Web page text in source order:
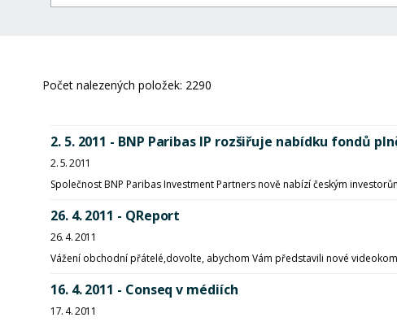
Počet nalezených položek: 2290
2. 5. 2011 - BNP Paribas IP rozšiřuje nabídku fondů
2. 5. 2011
Společnost BNP Paribas Investment Partners nově nabízí českým
26. 4. 2011 - QReport
26. 4. 2011
Vážení obchodní přátelé,dovolte, abychom Vám představili nové
16. 4. 2011 - Conseq v médiích
17. 4. 2011